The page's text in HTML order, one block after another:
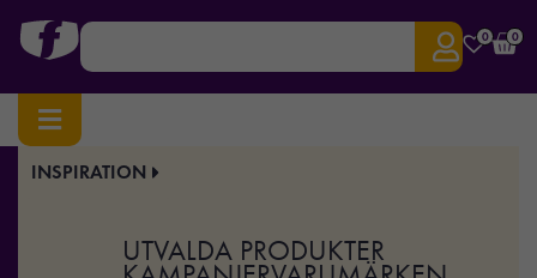
0 0
INSPIRATION
UTVALDA PRODUKTER
Hem/Sport & Träning / Craft Pants Warm W